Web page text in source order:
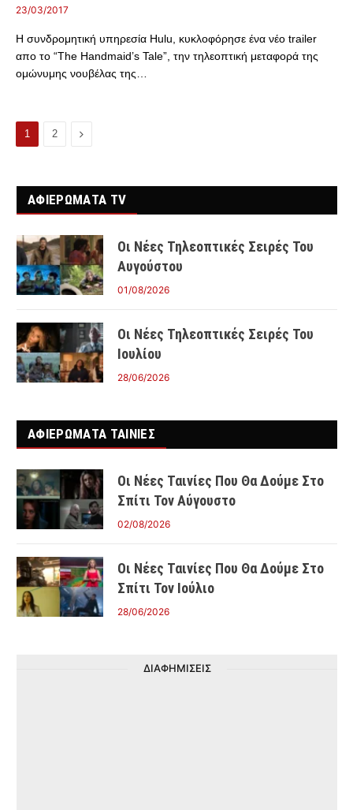
23/03/2017
Η συνδρομητική υπηρεσία Hulu, κυκλοφόρησε ένα νέο trailer
απο το “The Handmaid’s Tale”, την τηλεοπτική μεταφορά της
ομώνυμης νουβέλας της…
1 2 Επόμενο
ΑΦΙΕΡΩΜΑΤΑ TV
Οι Νέες Τηλεοπτικές Σειρές Του
Αυγούστου
01/08/2026
Οι Νέες Τηλεοπτικές Σειρές Του
Ιουλίου
28/06/2026
ΑΦΙΕΡΩΜΑΤΑ ΤΑΙΝΊΕΣ
Οι Νέες Ταινίες Που Θα Δούμε Στο
Σπίτι Τον Αύγουστο
02/08/2026
Οι Νέες Ταινίες Που Θα Δούμε Στο
Σπίτι Τον Ιούλιο
28/06/2026
ΔΙΑΦΗΜΙΣΕΙΣ